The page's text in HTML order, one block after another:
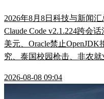
2026年8月8日科技与新闻汇
Claude Code v2.1.224跨会
美元、Oracle禁止
究、泰国校园枪击、非农就
2026-08-08 09:04